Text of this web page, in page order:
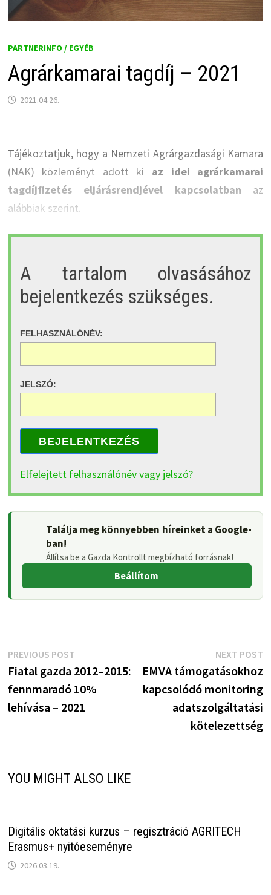
PARTNERINFO / EGYÉB
Agrárkamarai tagdíj – 2021
2021.04.26.
Tájékoztatjuk, hogy a Nemzeti Agrárgazdasági Kamara
(NAK) közleményt adott ki az idei agrárkamarai
tagdíjfizetés eljárásrendjével kapcsolatban az
alábbiak szerint.
A tartalom olvasásához
bejelentkezés szükséges.
FELHASZNÁLÓNÉV:
JELSZÓ:
BEJELENTKEZÉS
Elfelejtett felhasználónév vagy jelszó?
Találja meg könnyebben híreinket a Google-
ban!
Állítsa be a Gazda Kontrollt megbízható forrásnak!
Beállítom
Bejegyzés
navigáció
PREVIOUS POSTPrevious
post:
Fiatal gazda 2012–2015:
fennmaradó 10%
lehívása – 2021
NEXT POST
EMVA támogatásokhoz
kapcsolódó monitoring
adatszolgáltatási
kötelezettség
YOU MIGHT ALSO LIKE
Digitális oktatási kurzus – regisztráció AGRITECH
Erasmus+ nyitóeseményre
2026.03.19.